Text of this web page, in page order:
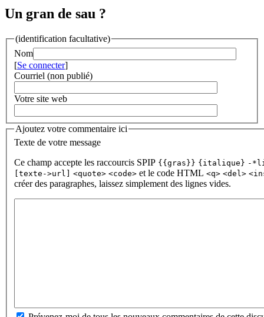
Un gran de sau ?
(identification facultative)
Nom
[Se connecter]
Courriel (non publié)
Votre site web
Ajoutez votre commentaire ici
Texte de votre message
Ce champ accepte les raccourcis SPIP {{gras}} {italique} -
[texte->url]
<quote> <code> et le code HTML <q> <del>
créer des paragraphes, laissez simplement des lignes vides.